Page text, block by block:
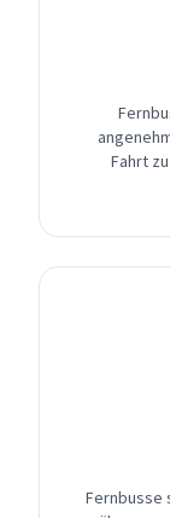
Fahrt
Fernbusse